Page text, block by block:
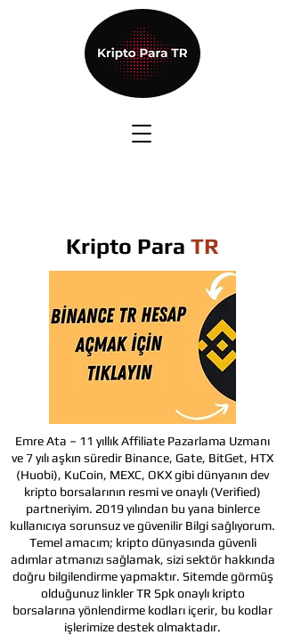
Kripto Para TR
Emre Ata – 11 yıllık Affiliate Pazarlama Uzmanı
ve 7 yılı aşkın süredir Binance, Gate, BitGet, HTX
(Huobi), KuCoin, MEXC, OKX gibi dünyanın dev
kripto borsalarının resmi ve onaylı (Verified)
partneriyim. 2019 yılından bu yana binlerce
kullanıcıya sorunsuz ve güvenilir Bilgi sağlıyorum.
Temel amacım; kripto dünyasında güvenli
adımlar atmanızı sağlamak, sizi sektör hakkında
doğru bilgilendirme yapmaktır. Sitemde görmüş
olduğunuz linkler TR Spk onaylı kripto
borsalarına yönlendirme kodları içerir, bu kodlar
işlerimize destek olmaktadır.